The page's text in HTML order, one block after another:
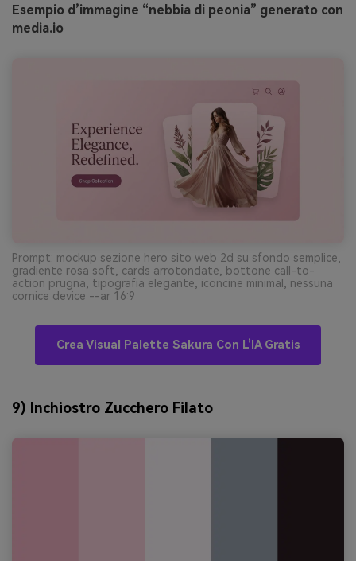
Esempio d’immagine “nebbia di peonia” generato con
media.io
Prompt: mockup sezione hero sito web 2d su sfondo semplice,
gradiente rosa soft, cards arrotondate, bottone call-to-
action prugna, tipografia elegante, iconcine minimal, nessuna
cornice device --ar 16:9
Crea Visual Palette Sakura Con L’IA Gratis
9) Inchiostro Zucchero Filato